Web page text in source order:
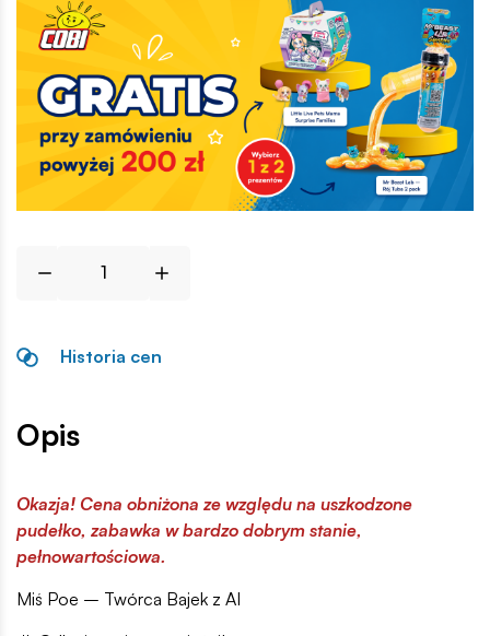
Historia cen
Opis
Okazja! Cena obniżona ze względu na uszkodzone
pudełko, zabawka w bardzo dobrym stanie,
pełnowartościowa.
Miś Poe – Twórca Bajek z AI